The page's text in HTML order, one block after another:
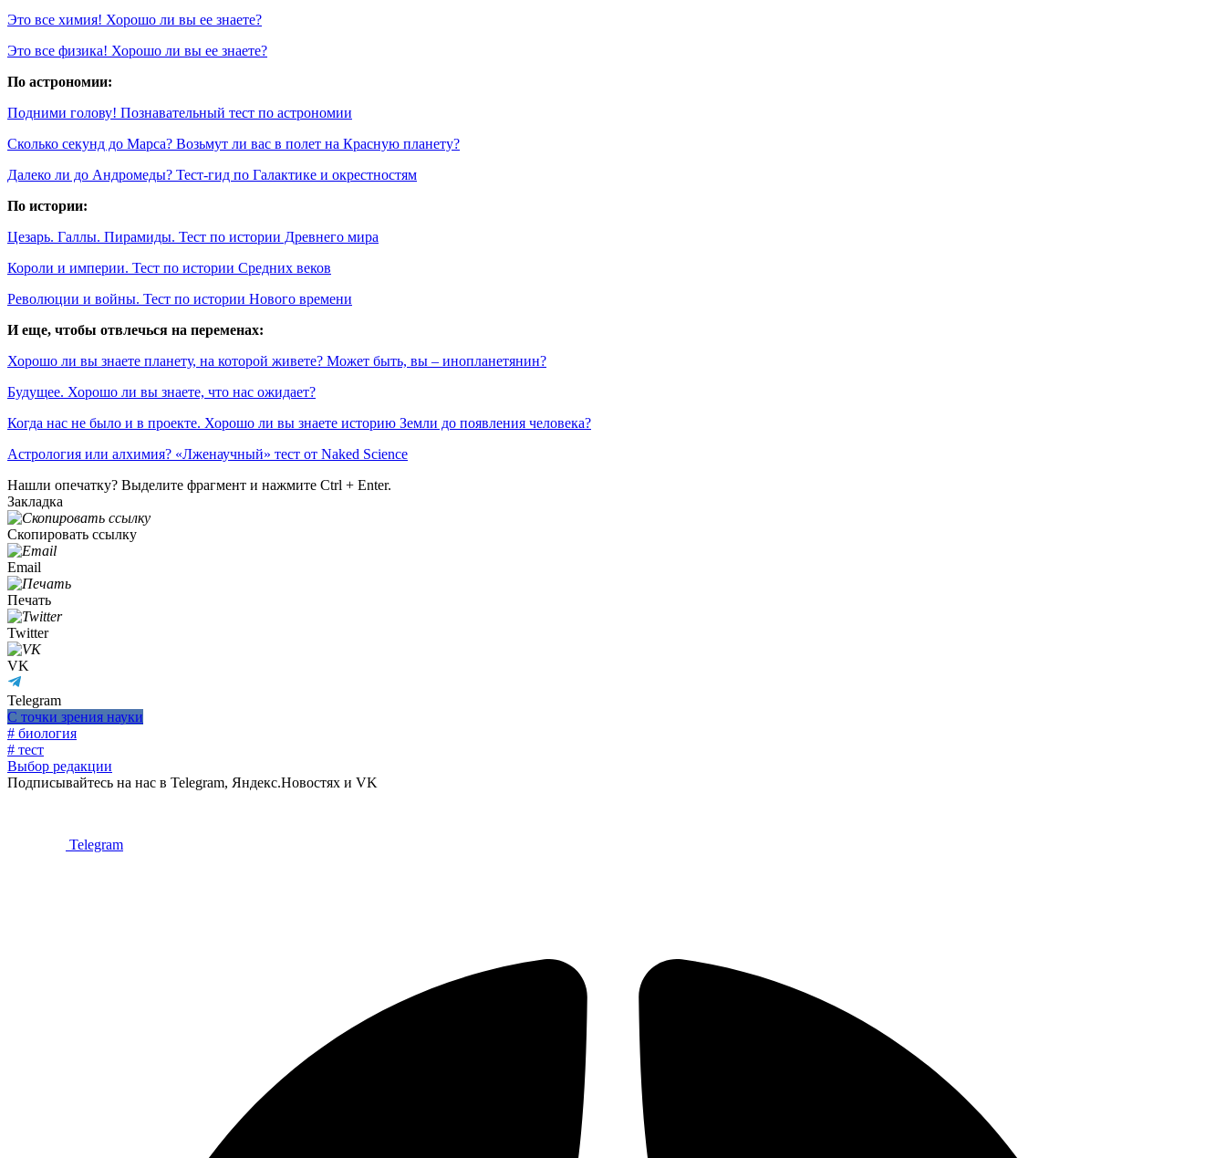
Это все химия! Хорошо ли вы ее знаете?
Это все физика! Хорошо ли вы ее знаете?
По астрономии:
Подними голову! Познавательный тест по астрономии
Сколько секунд до Марса? Возьмут ли вас в полет на Красную планету?
Далеко ли до Андромеды? Тест-гид по Галактике и окрестностям
По истории:
Цезарь. Галлы. Пирамиды. Тест по истории Древнего мира
Короли и империи. Тест по истории Средних веков
Революции и войны. Тест по истории Нового времени
И еще, чтобы отвлечься на переменах:
Хорошо ли вы знаете планету, на которой живете? Может быть, вы – инопланетянин?
Будущее. Хорошо ли вы знаете, что нас ожидает?
Когда нас не было и в проекте. Хорошо ли вы знаете историю Земли до появления человека?
Астрология или алхимия? «Лженаучный» тест от Naked Science
Нашли опечатку? Выделите фрагмент и нажмите Ctrl + Enter.
Закладка
Скопировать ссылку
Email
Печать
Twitter
VK
Telegram
С точки зрения науки
# биология
# тест
Выбор редакции
Подписывайтесь на нас в Telegram, Яндекс.Новостях и VK
Telegram